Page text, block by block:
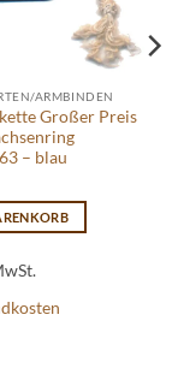
ARMBINDEN
Großer Preis
– blau